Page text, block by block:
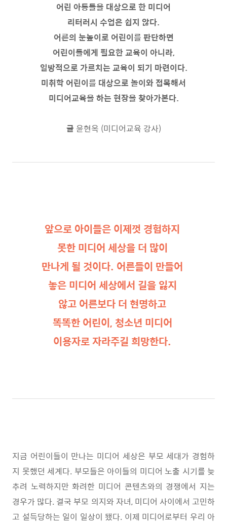
어린 아동들을 대상으로 한 미디어
리터러시 수업은 쉽지 않다.
어른의 눈높이로 어린이를 판단하면
어린이들에게 필요한교육이 아니라,
일방적으로 가르치는 교육이 되기 마련이다.
미취학 어린이를 대상으로 놀이와 접목해서
미디어교육을 하는 현장을 찾아가본다.
글 윤현옥 (미디어교육 강사)
앞으로 아이들은 이제껏 경험하지
못한 미디어 세상을더 많이
만나게 될 것이다. 어른들이 만들어
놓은 미디어세상에서 길을 잃지
않고 어른보다 더 현명하고
똑똑한 어린이, 청소년 미디어
이용자로 자라주길 희망한다.
지금 어린이들이 만나는 미디어 세상은 부모 세대가 경험하
지 못했던 세계다. 부모들은 아이들의 미디어 노출 시기를 늦
추려 노력하지만 화려한 미디어 콘텐츠와의 경쟁에서 지는
경우가 많다. 결국 부모 의지와 자녀, 미디어 사이에서 고민하
고 설득당하는 일이 일상이 됐다. 이제 미디어로부터 우리 아